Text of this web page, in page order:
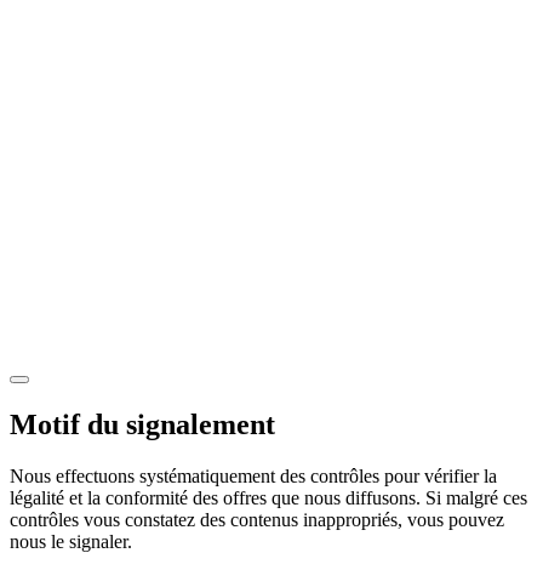
Motif du signalement
Nous effectuons systématiquement des contrôles pour vérifier la
légalité et la conformité des offres que nous diffusons. Si malgré ces
contrôles vous constatez des contenus inappropriés, vous pouvez
nous le signaler.